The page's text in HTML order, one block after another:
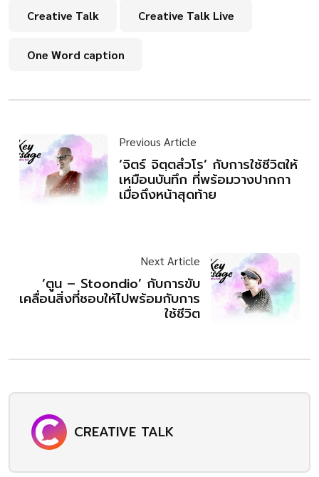
Creative Talk Creative Talk Live
One Word caption
Previous Article
‘จิตร์ จิตฺตสํวโร’ กับการใช้ชีวิตให้
เหมือนบันทึก ที่พร้อมวางปากกา
เมื่อถึงหน้าสุดท้าย
Next Article
‘ตูน – Stoondio’ กับการขับ
เคลื่อนสิ่งที่ชอบให้ไปพร้อมกับการ
ใช้ชีวิต
CREATIVE TALK